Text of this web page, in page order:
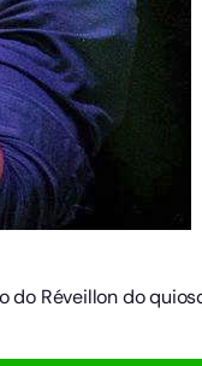
do Réveillon do